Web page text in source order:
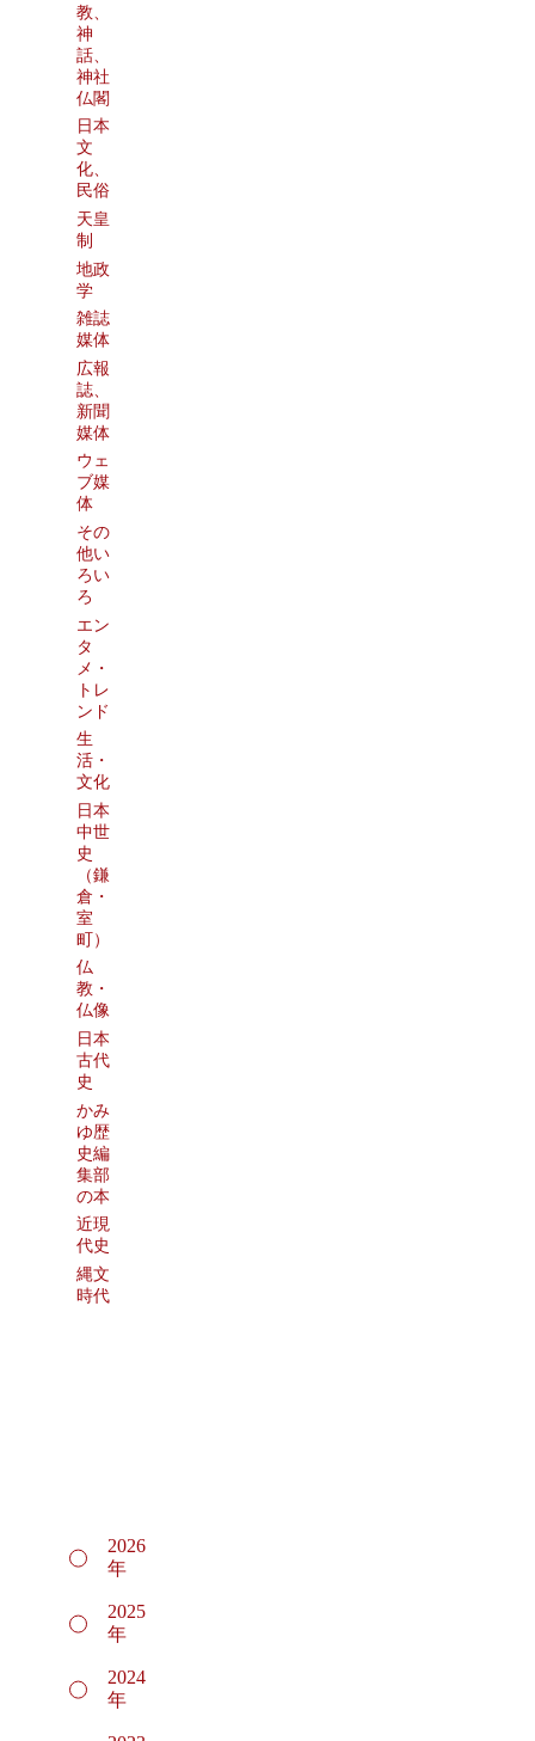
教、
神
話、
神社
仏閣
日本
文
化、
民俗
天皇
制
地政
学
雑誌
媒体
広報
誌、
新聞
媒体
ウェ
ブ媒
体
その
他い
ろい
ろ
エン
タ
メ・
トレ
ンド
生
活・
文化
日本
中世
史
（鎌
倉・
室
町）
仏
教・
仏像
日本
古代
史
かみ
ゆ歴
史編
集部
の本
近現
代史
縄文
時代
2026
年
2025
年
2024
年